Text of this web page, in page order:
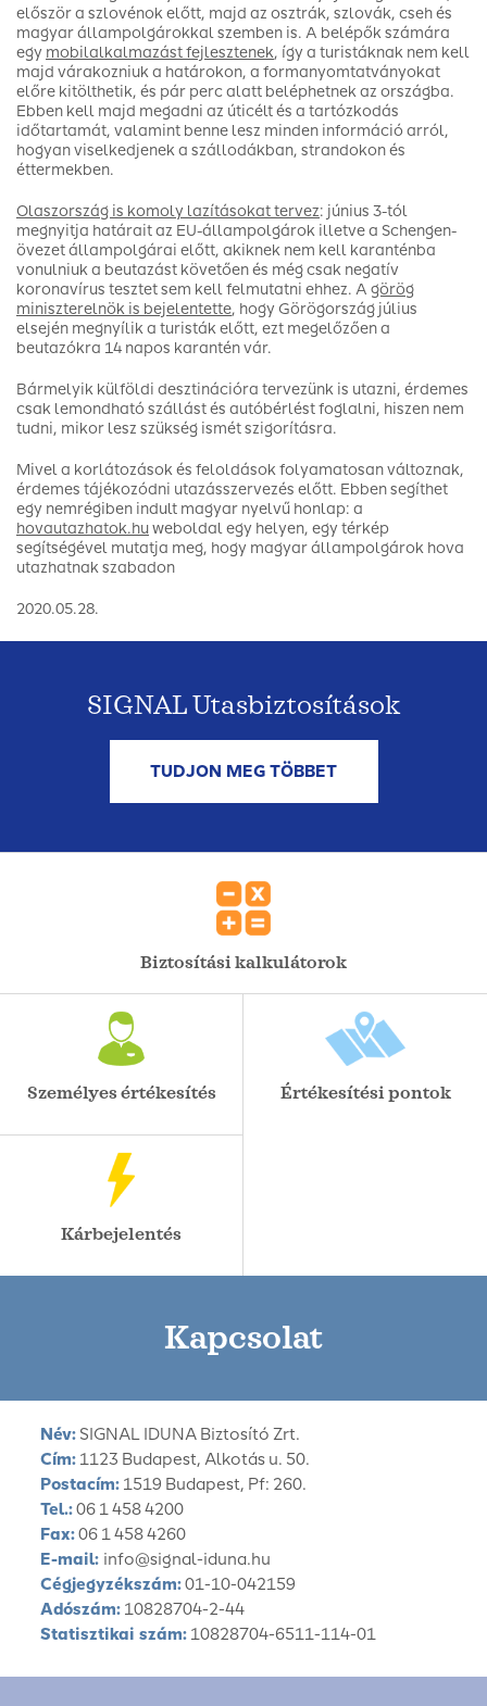
először a szlovénok előtt, majd az osztrák, szlovák, cseh és
magyar állampolgárokkal szemben is. A belépők számára
egy mobilalkalmazást fejlesztenek, így a turistáknak nem kell
majd várakozniuk a határokon, a formanyomtatványokat
előre kitölthetik, és pár perc alatt beléphetnek az országba.
Ebben kell majd megadni az úticélt és a tartózkodás
időtartamát, valamint benne lesz minden információ arról,
hogyan viselkedjenek a szállodákban, strandokon és
éttermekben.
Olaszország is komoly lazításokat tervez: június 3-tól
megnyitja határait az EU-állampolgárok illetve a Schengen-
övezet állampolgárai előtt, akiknek nem kell karanténba
vonulniuk a beutazást követően és még csak negatív
koronavírus tesztet sem kell felmutatni ehhez. A görög
miniszterelnök is bejelentette, hogy Görögország július
elsején megnyílik a turisták előtt, ezt megelőzően a
beutazókra 14 napos karantén vár.
Bármelyik külföldi desztinációra tervezünk is utazni, érdemes
csak lemondható szállást és autóbérlést foglalni, hiszen nem
tudni, mikor lesz szükség ismét szigorításra.
Mivel a korlátozások és feloldások folyamatosan változnak,
érdemes tájékozódni utazásszervezés előtt. Ebben segíthet
egy nemrégiben indult magyar nyelvű honlap: a
hovautazhatok.huweboldal egy helyen, egy térkép
segítségével mutatja meg, hogy magyar állampolgárok hova
utazhatnak szabadon
2020.05.28.
SIGNAL Utasbiztosítások
TUDJON MEG TÖBBET
Biztosítási kalkulátorok
Személyes értékesítés Értékesítési pontok
Kárbejelentés
Kapcsolat
Név: SIGNAL IDUNA Biztosító Zrt.
Cím: 1123 Budapest, Alkotás u. 50.
Postacím: 1519 Budapest, Pf: 260.
Tel.:06 1 458 4200
Fax:06 1 458 4260
E-mail: info@signal-iduna.hu
Cégjegyzékszám:01-10-042159
Adószám: 10828704-2-44
Statisztikai szám: 10828704-6511-114-01